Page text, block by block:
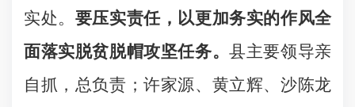
实处。 要压实责任，以更加务实的作风全
面落实脱贫脱帽攻坚任务。县主要领导亲
自抓，总负责；许家源、黄立辉、沙陈龙